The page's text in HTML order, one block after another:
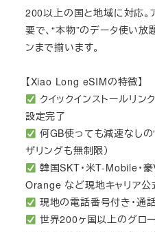
200以上の国と地域に対応。
要で、“本物”のデータ使い
ンまで揃います。
【Xiao Long eSIMの特徴】
クイックインストールリ
設定完了
何GB使っても減速なしの
ザリングも無制限）
韓国SKT・米T-Mobile・
Orange など現地キャリア公
現地の電話番号付き・通
世界200ヶ国以上のグロー